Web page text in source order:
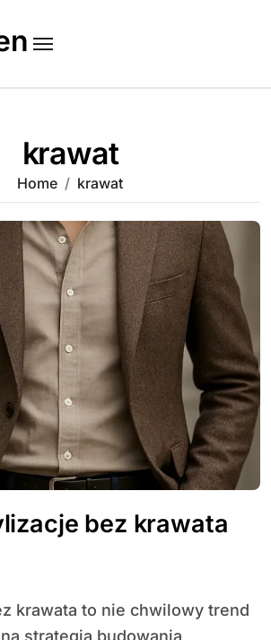
krawat
Home krawat
bez krawata
strategia budowania